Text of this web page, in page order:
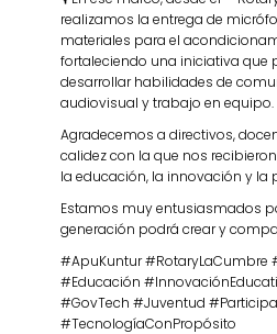
realizamos la entrega de
materiales para el
fortaleciendo una iniciativa que
desarrollar habilidades de
audiovisual y trabajo en equipo.
Agradecemos a directivos,
calidez con la que nos
la educación, la innovación y la
Estamos muy entusiasmados
generación podrá crear y
#ApuKuntur #RotaryLaCumbre
#Educación
#GovTech #Juventud
#TecnologíaConPropósito